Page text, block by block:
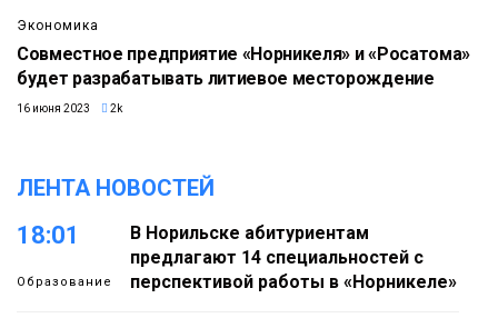
Экономика
Совместное предприятие «Норникеля» и «Росатома»
будет разрабатывать литиевое месторождение
16 июня 2023 2k
ЛЕНТА НОВОСТЕЙ
18:01
Образование
В Норильске абитуриентам
предлагают 14 специальностей с
перспективой работы в «Норникеле»